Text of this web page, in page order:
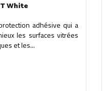
White
adhésive qui a
les surfaces vitrées
et les...